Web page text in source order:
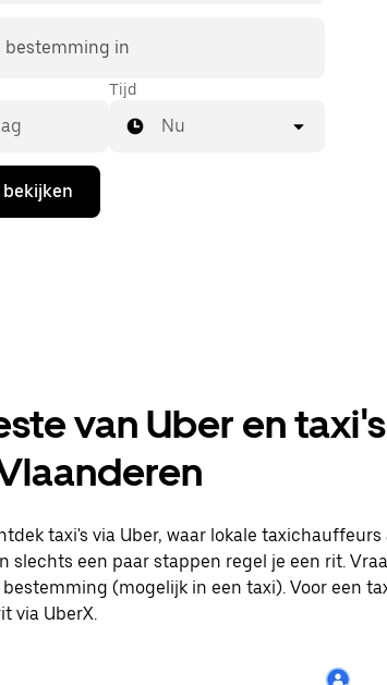
bestemming in
Tijd
Nu
van Uber en
taxi's via Uber, waar lokale
slechts een paar stappen regel je een rit.
bestemming (mogelijk in een taxi). Voor een
via UberX.